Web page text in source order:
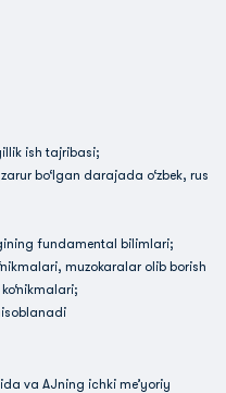
ish tajribasi;
bo‘lgan darajada o‘zbek, rus
fundamental bilimlari;
muzokaralar olib borish
va AJning ichki me’yoriy